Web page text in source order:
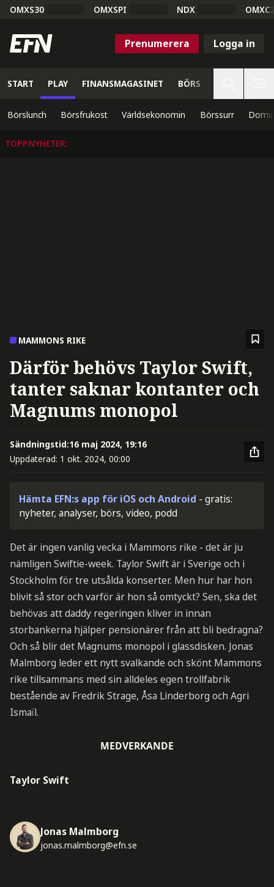
OMXS30 OMXSPI NDX
Prenumerera Logga in
START PLAY FINANSMAGASINET BÖRS
Börslunch Börsfrukost Världsekonomin Börssurr
TOPPNYHETER:
MAMMONS RIKE
Därför behövs Taylor Swift,
tanter saknar kontanter och
Magnums monopol
Sändningstid:16 maj 2024, 19:16
Uppdaterad: 1 okt. 2024, 00:00
Hämta EFN:s app för iOS och Android - gratis:
nyheter, analyser, börs, video, podd
Det är ingen vanlig vecka i Mammons rike - det är ju
nämligen Swiftie-week. Taylor Swift är i Sverige och i
Stockholm för tre utsålda konserter. Men hur har hon
blivit så stor och varför är hon så omtyckt? Sen, ska det
behövas att daddy regeringen kliver in innan
storbankerna hjälper pensionärer från att bli bedragna?
Och så blir det Magnums monopol i glassdisken. Jonas
Malmborg leder ett nytt svalkande och skönt Mammons
rike tillsammans med sin alldeles egen trollfabrik
bestående av Fredrik Strage, Åsa Linderborg och Agri
Ismaïl.
MEDVERKANDE
Taylor Swift
Jonas Malmborg
jonas.malmborg@efn.se